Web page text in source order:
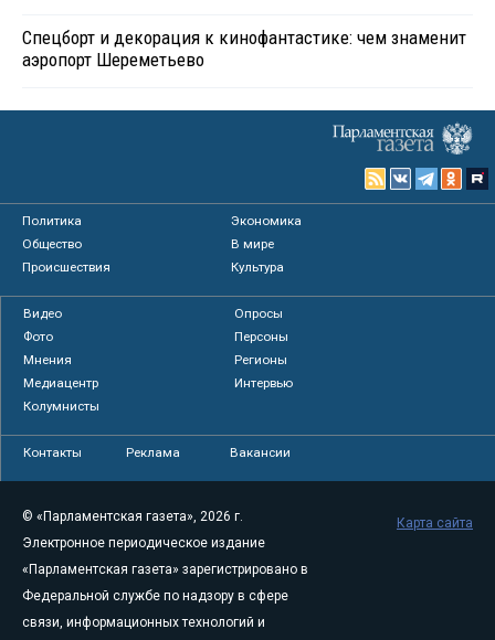
Спецборт и декорация к кинофантастике: чем знаменит
аэропорт Шереметьево
Политика
Экономика
Общество
В мире
Происшествия
Культура
Видео
Опросы
Фото
Персоны
Мнения
Регионы
Медиацентр
Интервью
Колумнисты
Контакты Реклама Вакансии
© «Парламентская газета», 2026 г.
Электронное периодическое издание
«Парламентская газета» зарегистрировано в
Федеральной службе по надзору в сфере
связи, информационных технологий и
Карта сайта